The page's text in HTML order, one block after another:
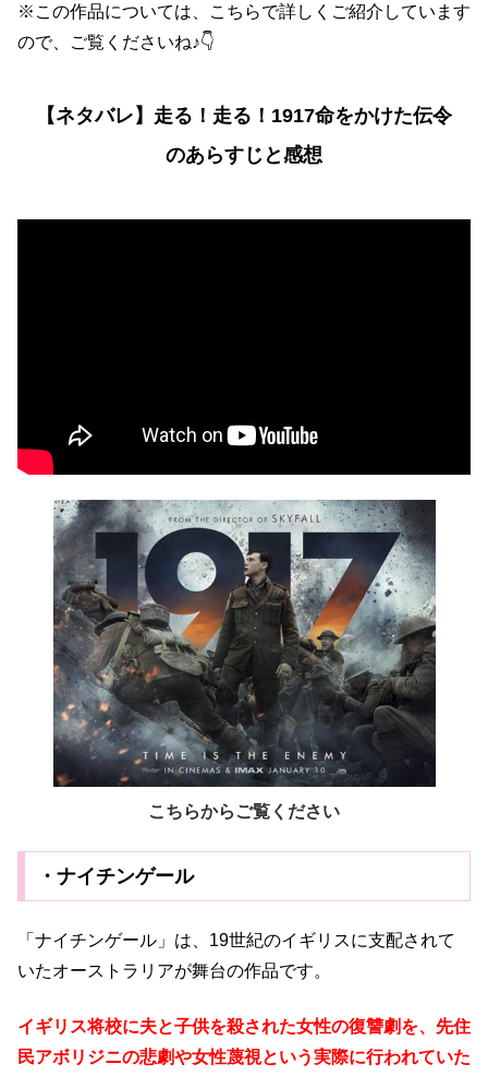
※この作品については、こちらで詳しくご紹介しています
ので、ご覧くださいね♪👇
【ネタバレ】走る！走る！1917命をかけた伝令
のあらすじと感想
こちらからご覧ください
・ナイチンゲール
「ナイチンゲール」は、19世紀のイギリスに支配されて
いたオーストラリアが舞台の作品です。
イギリス将校に夫と子供を殺された女性の復讐劇を、先住
民アボリジニの悲劇や女性蔑視という実際に行われていた